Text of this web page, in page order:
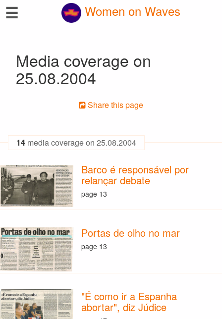
☰ Women on Waves
Media coverage on
25.08.2004
Share this page
14 media coverage on 25.08.2004
Barco é responsável por
relançar debate
page 13
Portas de olho no mar
page 13
"É como ir a Espanha
abortar", diz Júdice